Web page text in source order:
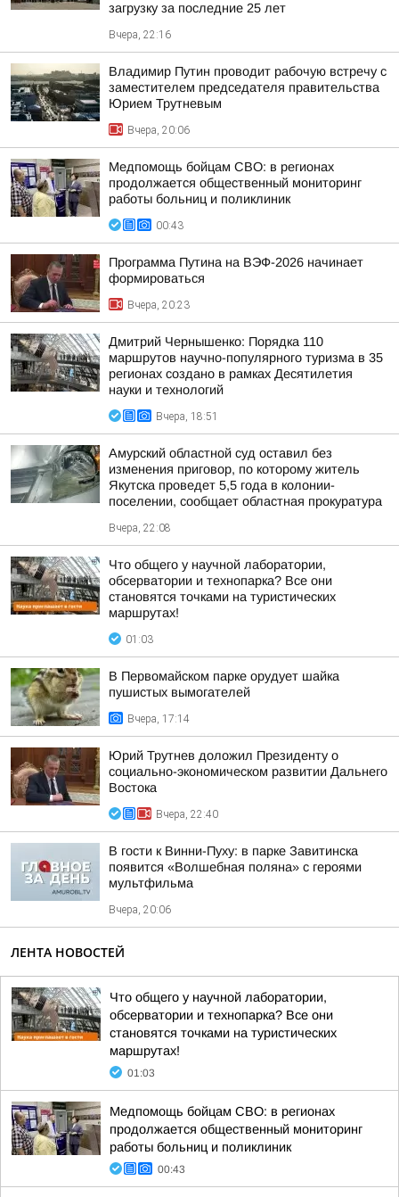
загрузку за последние 25 лет
Вчера, 22:16
Владимир Путин проводит рабочую встречу с
заместителем председателя правительства
Юрием Трутневым
Вчера, 20:06
Медпомощь бойцам СВО: в регионах
продолжается общественный мониторинг
работы больниц и поликлиник
00:43
Программа Путина на ВЭФ-2026 начинает
формироваться
Вчера, 20:23
Дмитрий Чернышенко: Порядка 110
маршрутов научно-популярного туризма в 35
регионах создано в рамках Десятилетия
науки и технологий
Вчера, 18:51
Амурский областной суд оставил без
изменения приговор, по которому житель
Якутска проведет 5,5 года в колонии-
поселении, сообщает областная прокуратура
Вчера, 22:08
Что общего у научной лаборатории,
обсерватории и технопарка? Все они
становятся точками на туристических
маршрутах!
01:03
В Первомайском парке орудует шайка
пушистых вымогателей
Вчера, 17:14
Юрий Трутнев доложил Президенту о
социально-экономическом развитии Дальнего
Востока
Вчера, 22:40
В гости к Винни-Пуху: в парке Завитинска
появится «Волшебная поляна» с героями
мультфильма
Вчера, 20:06
ЛЕНТА НОВОСТЕЙ
Что общего у научной лаборатории,
обсерватории и технопарка? Все они
становятся точками на туристических
маршрутах!
01:03
Медпомощь бойцам СВО: в регионах
продолжается общественный мониторинг
работы больниц и поликлиник
00:43